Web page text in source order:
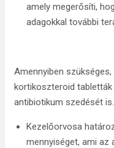
amely megerősíti,
adagokkal további
Amennyiben
kortikoszteroid
antibiotikum szedését is.
Kezelőorvosa
mennyiséget, ami az